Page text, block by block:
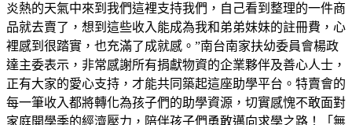
炎熱的天氣中來到我們這裡支持我們，自己看到整理的一件商
品就去賣了，想到這些收入能成為我和弟弟妹妹的註冊費，心
裡感到很踏實，也充滿了成就感。”南台南家扶幼委員會楊政
達主委表示，非常感謝所有捐獻物資的企業夥伴及善心人士，
正有大家的愛心支持，才能共同築起這座助學平台。特賣會的
每一筆收入都將轉化為孩子們的助學資源，切實感愧不敢面對
家庭開學季的經濟壓力，陪伴孩子們勇敢邁向求學之路！「無